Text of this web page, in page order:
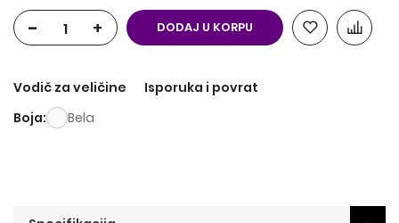
- + DODAJ U KORPU
Vodič za veličine
Isporuka i povrat
Boja
Bela